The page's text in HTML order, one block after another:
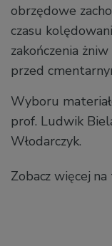
obrzędowe
czasu
zakończenia
przed
Wyboru
prof. Ludwik
Włodarczyk.
Zobacz więcej